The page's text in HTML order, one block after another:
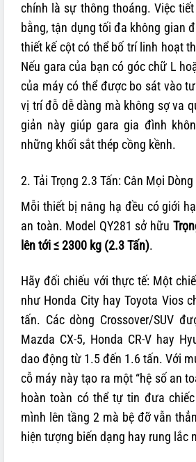
chính là sự thông thoáng. Việc
bằng, tận dụng tối đa không gian
thiết kế cột có thể bố trí linh hoạt
Nếu gara của bạn có góc chữ L
của máy có thể được bo sát vào
vị trí đỗ dễ dàng mà không sợ va
giản này giúp gara gia đình
những khối sắt thép cồng kềnh.
2. Tải Trọng 2.3 Tấn: Cân Mọi
Mỗi thiết bị nâng hạ đều có giới
an toàn. Model QY281 sở hữu
lên tới ≤ 2300 kg (2.3 Tấn).
Hãy đối chiếu với thực tế: Một
như Honda City hay Toyota Vios
tấn. Các dòng Crossover/SUV
Mazda CX-5, Honda CR-V hay
dao động từ 1.5 đến 1.6 tấn. Với
cỗ máy này tạo ra một “hệ số an
hoàn toàn có thể tự tin đưa
mình lên tầng 2 mà bệ đỡ vẫn
hiện tượng biến dạng hay rung lắc